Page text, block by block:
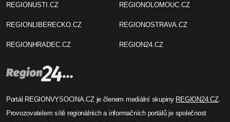
REGIONUSTI.CZ
REGIONLIBERECKO.CZ
REGIONHRADEC.CZ
REGIONOLOMOUC.CZ
REGIONOSTRAVA.CZ
REGION24.CZ
Portál REGIONVYSOCINA.CZ je členem mediální skupiny REGION24.CZ.
Provozovatelem sítě regionálních a informačních portálů je společnost